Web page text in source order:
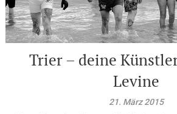
Trier – deine
Levine
21. März 2015